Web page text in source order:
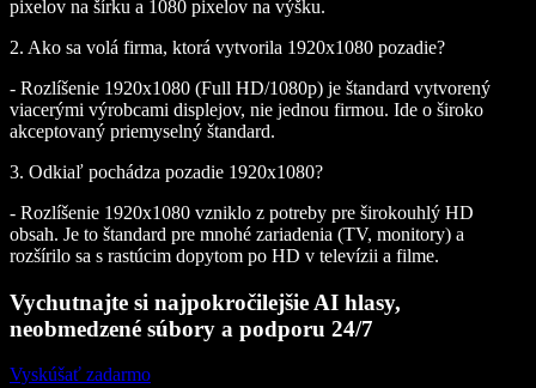
pixelov na šírku a 1080 pixelov na výšku.
2. Ako sa volá firma, ktorá vytvorila 1920x1080 pozadie?
- Rozlíšenie 1920x1080 (Full HD/1080p) je štandard vytvorený
viacerými výrobcami displejov, nie jednou firmou. Ide o široko
akceptovaný priemyselný štandard.
3. Odkiaľ pochádza pozadie 1920x1080?
- Rozlíšenie 1920x1080 vzniklo z potreby pre širokouhlý HD
obsah. Je to štandard pre mnohé zariadenia (TV, monitory) a
rozšírilo sa s rastúcim dopytom po HD v televízii a filme.
Vychutnajte si najpokročilejšie AI hlasy,
neobmedzené súbory a podporu 24/7
Vyskúšať zadarmo